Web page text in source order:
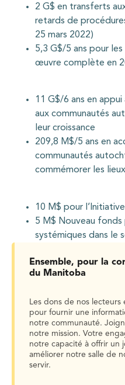
2 G$ en transferts
retards de
25 mars 2022)
5,3 G$/5 ans pour
œuvre complète en
11 G$/6 ans en
aux communautés
leur croissance
209,8 M$/5 ans en
communautés
commémorer les
10 M$ pour
5 M$ Nouveau fonds
systémiques dans le
Ensemble, pour la
du Manitoba
Les dons de nos
pour fournir une
notre communauté.
notre mission. Votre
notre capacité à offrir un
améliorer notre salle de
servir.